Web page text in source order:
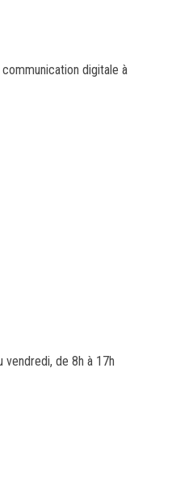
digitale à
vendredi, de 8h à 17h